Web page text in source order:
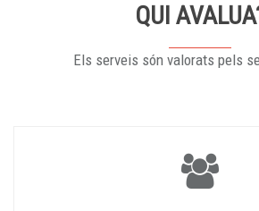
QUI
Els serveis són valorats pels